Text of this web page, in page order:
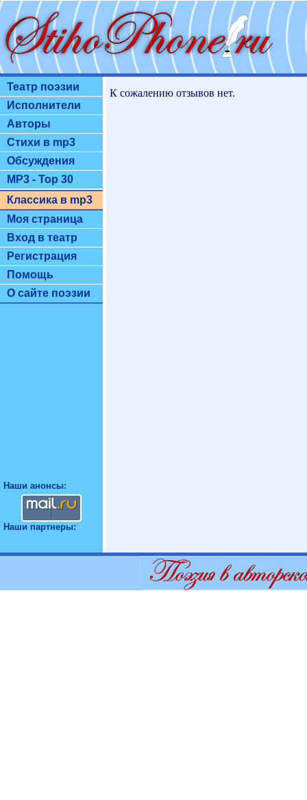
Театр поэзии
Исполнители
Авторы
Стихи в mp3
Обсуждения
MP3 - Top 30
Классика в mp3
Моя страница
Вход в театр
Регистрация
Помощь
О сайте поэзии
Наши анонсы:
Наши партнеры:
К сожалению отзывов нет.